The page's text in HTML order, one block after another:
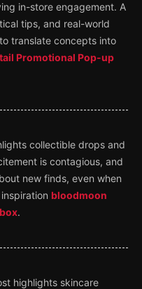
in-store engagement. A
tips, and real-world
translate concepts into
Promotional Pop-up
collectible drops and
is contagious, and
new finds, even when
bloodmoon
.
highlights skincare